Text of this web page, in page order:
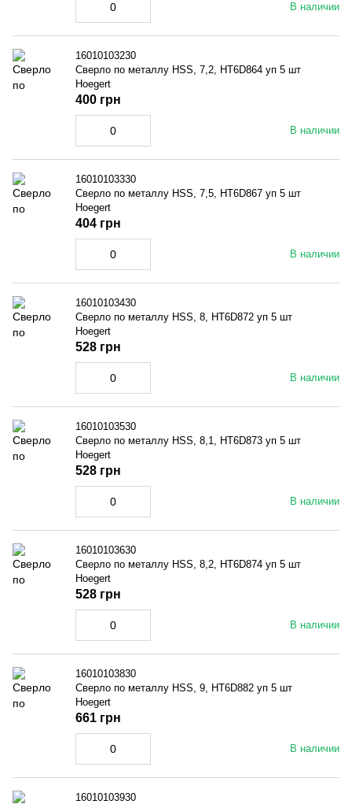
В наличии
16010103230
Сверло по металлу HSS, 7,2, HT6D864 уп 5 шт
Hoegert
В наличии
400 грн
16010103330
Сверло по металлу HSS, 7,5, HT6D867 уп 5 шт
Hoegert
В наличии
404 грн
16010103430
Сверло по металлу HSS, 8, HT6D872 уп 5 шт
Hoegert
В наличии
528 грн
16010103530
Сверло по металлу HSS, 8,1, HT6D873 уп 5 шт
Hoegert
В наличии
528 грн
16010103630
Сверло по металлу HSS, 8,2, HT6D874 уп 5 шт
Hoegert
В наличии
528 грн
16010103830
Сверло по металлу HSS, 9, HT6D882 уп 5 шт
Hoegert
В наличии
661 грн
16010103930